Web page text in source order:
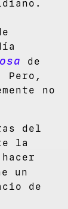
de
no
del
la
un
de